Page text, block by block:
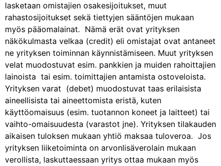
lasketaan omistajien osakesijoitukset, muut
rahastosijoitukset sekä tiettyjen sääntöjen mukaan
myös pääomalainat. Nämä erät ovat yrityksen
näkökulmasta velkaa (credit) eli omistajat ovat antaneet
ne yrityksen toiminnan käynnistämiseen. Muut yrityksen
velat muodostuvat esim. pankkien ja muiden rahoittajien
lainoista tai esim. toimittajien antamista ostoveloista.
Yrityksen varat (debet) muodostuvat taas erilaisista
aineellisista tai aineettomista eristä, kuten
käyttöomaisuus (esim. tuotannon koneet ja laitteet) tai
vaihto-omaisuudesta (varastot jne). Yrityksen tilakauden
aikaisen tuloksen mukaan yhtiö maksaa tuloveroa. Jos
yrityksen liiketoiminta on arvonlisäverolain mukaan
verollista, laskuttaessaan yritys ottaa mukaan myös